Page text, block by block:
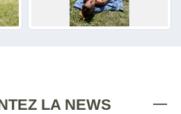
LA NEWS